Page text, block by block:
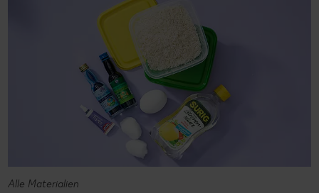
Alle Materialien